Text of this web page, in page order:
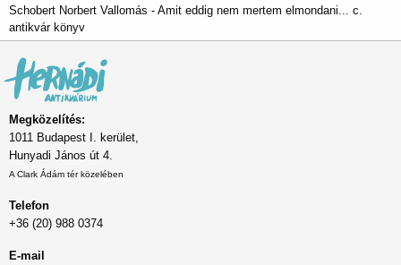
Schobert Norbert Vallomás - Amit eddig nem mertem elmondani... c.
antikvár könyv
Megközelítés:
1011 Budapest I. kerület,
Hunyadi János út 4.
A Clark Ádám tér közelében
Telefon
+36 (20) 988 0374
E-mail